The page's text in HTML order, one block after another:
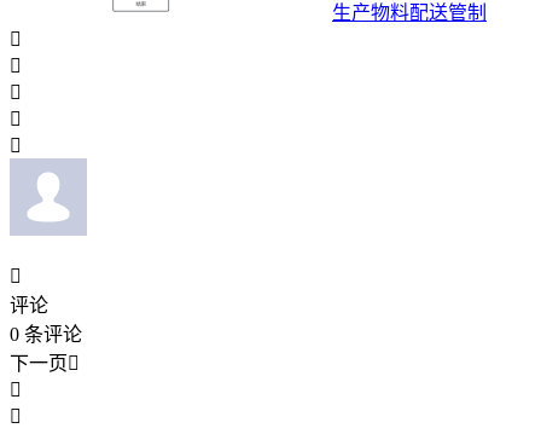
生产物料配送管制






评论
0 条评论
下一页

